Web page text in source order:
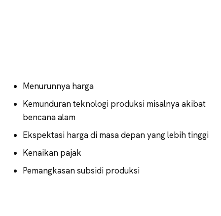
Menurunnya harga
Kemunduran teknologi produksi misalnya akibat
bencana alam
Ekspektasi harga di masa depan yang lebih tinggi
Kenaikan pajak
Pemangkasan subsidi produksi